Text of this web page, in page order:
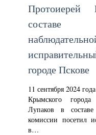
составе
городе Пскове
11 сентября 2024
Крымского
Лупаков в составе
комиссии посетил
в…